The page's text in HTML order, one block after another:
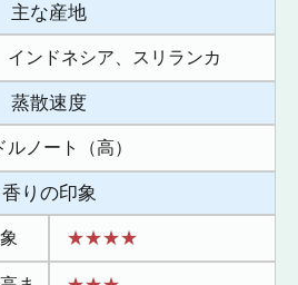
主な産地
インドネシア、スリランカ
蒸散速度
ルノート（高）
香りの印象
★★★★